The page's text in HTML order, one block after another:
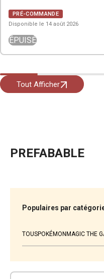
PRÉ-COMMANDE
Disponible le 14 août 2026
ÉPUISÉ
Tout Afficher
PREFABABLE
Populaires par
TOUSPOKÉMONMAGIC THE